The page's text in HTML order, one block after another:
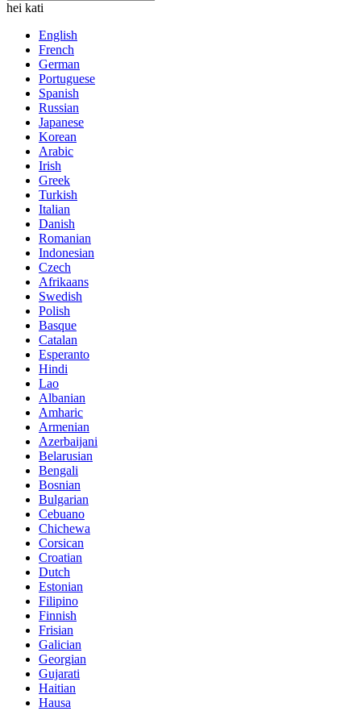
hei kati
English
French
German
Portuguese
Spanish
Russian
Japanese
Korean
Arabic
Irish
Greek
Turkish
Italian
Danish
Romanian
Indonesian
Czech
Afrikaans
Swedish
Polish
Basque
Catalan
Esperanto
Hindi
Lao
Albanian
Amharic
Armenian
Azerbaijani
Belarusian
Bengali
Bosnian
Bulgarian
Cebuano
Chichewa
Corsican
Croatian
Dutch
Estonian
Filipino
Finnish
Frisian
Galician
Georgian
Gujarati
Haitian
Hausa